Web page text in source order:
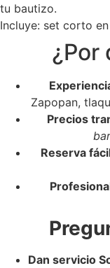
tu bautizo.
Incluye: set corto
¿Por
Zapopan,
Precios
Reserva
Dan servicio